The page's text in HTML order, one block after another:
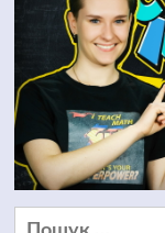
Пошук: